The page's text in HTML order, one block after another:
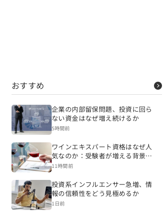
おすすめ
企業の内部留保問題、投資に回ら
ない資金はなぜ増え続けるか
5時間前
ワインエキスパート資格はなぜ人
気なのか：受験者が増える背景を
読み解く
11時間前
投資系インフルエンサー急増、情
報の信頼性をどう見極めるか
1日前